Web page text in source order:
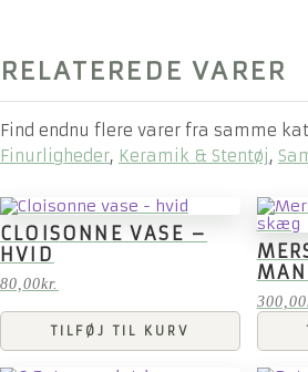
RELATEREDE VARER
Find endnu flere varer fra samme
Finurligheder, Keramik & Stentøj,
CLOISONNE VASE –
HVID
80,00kr.
TILFØJ TIL KURV
300,00